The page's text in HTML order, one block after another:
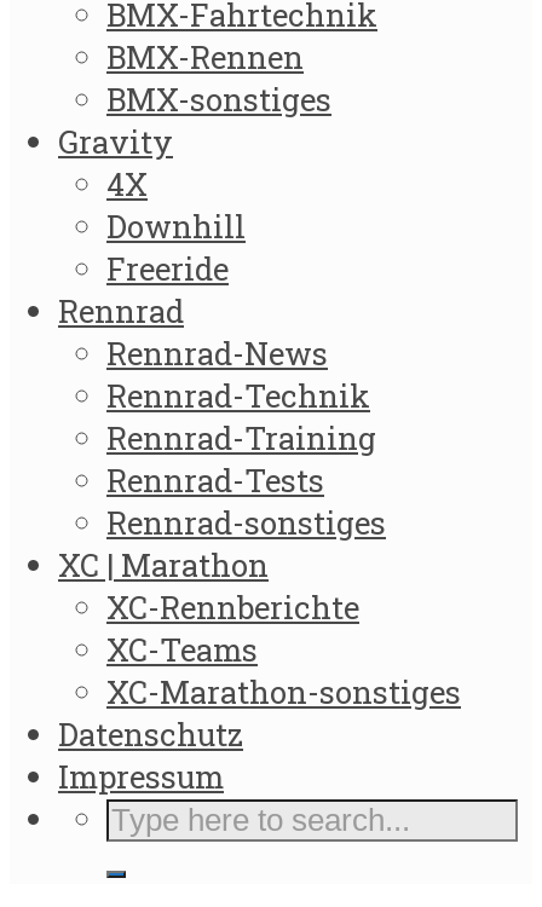
BMX-Fahrtechnik
BMX-Rennen
BMX-sonstiges
Gravity
4X
Downhill
Freeride
Rennrad
Rennrad-News
Rennrad-Technik
Rennrad-Training
Rennrad-Tests
Rennrad-sonstiges
XC | Marathon
XC-Rennberichte
XC-Teams
XC-Marathon-sonstiges
Datenschutz
Impressum